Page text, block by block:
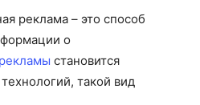
реклама – это способ
о
становится
такой вид